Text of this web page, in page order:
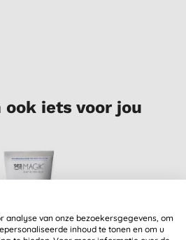
ook iets voor jou
analyse van onze bezoekersgegevens, om
inhoud te tonen en om u